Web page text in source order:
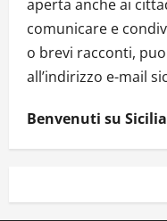
aperta anche ai
comunicare e
o brevi racconti,
all’indirizzo e-mail
Benvenuti su